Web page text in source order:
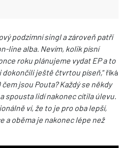
podzimní singl a zároveň patří
line alba. Nevím, kolik písní
roku plánujeme vydat EP a to
dokončiliještě čtvrtou píseň,“ říká
čem jsou Pouta? Každý se někdy
spousta lidí nakonec cítila úlevu.
ví, že to je pro oba lepší,
a oběma je nakonec lépe než